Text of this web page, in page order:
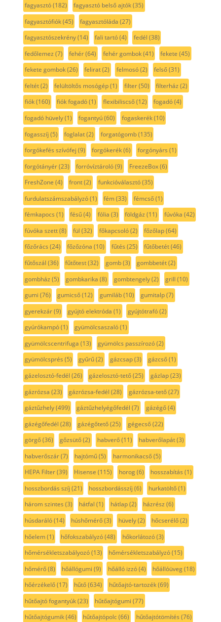
fagyasztó(182) fagyasztó belső ajtók(35)
fagyasztófiók(45) fagyasztóláda (27)
fagyasztószekrény(14) fali tartó(4) fedél (38)
fedőlemez (7) fehér(64) fehér gombok(41) fekete (45)
fekete gombok(26) felirat(2) felmosó(2) felső(31)
feltét(2) felültöltős mosógép(1) filter(50) filterház (2)
fiók(160) fiók fogadó(1) flexibiliscső(12) fogadó(4)
fogadó hüvely(1) fogantyú(60) fogaskerék(10)
fogasszíj (5) foglalat(2) forgatógomb(135)
forgókefés szívófej (9) forgókerék(6) forgónyárs (1)
forgótányér(23) forróvíztároló(9) FreezeBox(6)
FreshZone (4) front(2) funkcióválasztó(35)
furdulatszámszabályzó(1) fém(33) fémcső(1)
fémkapocs (1) fésű(4) fólia (3) földgáz (11) fúvóka (42)
fúvóka szett(8) fül (32) főkapcsoló(2) főzőlap(64)
főzőrács (24) főzőzóna (10) fűtés (25) fűtőbetét(46)
fűtőszál (36) fűtőtest(32) gomb(3) gombbetét(2)
gombház (5) gombkarika (8) gombtengely(2) grill (10)
gumi (76) gumicső(12) gumiláb(10) gumitalp(7)
gyerekzár(9) gyújtó elektróda (1) gyújtótrafó(2)
gyúrókampó(1) gyümölcsaszaló(1)
gyümölcscentrifuga (13) gyümölcs passzírozó(2)
gyümölcsprés (5) gyűrű(2) gázcsap(3) gázcső(1)
gázelosztó-fedél (26) gázelosztó-tető(25) gázlap(23)
gázrózsa (23) gázrózsa-fedél (28) gázrózsa-tető(27)
gáztűzhely(499) gáztűzhelyégőfedél (7) gázégő(4)
gázégőfedél (28) gázégőtető(25) gégecső(22)
görgő(36) gőzsütő(2) habverő(11) habverőlapát(3)
habverőszár(7) hajtómű(5) harmonikacső(5)
HEPA Filter(39) Hisense (115) horog(6) hosszabítás (1)
hosszbordás szíj (21) hosszbordásszíj (6) hurkatöltő(1)
három szintes (3) hátfal (1) hátlap(2) házrész (6)
húsdaráló(14) húshőmérő(3) hüvely(2) hőcserélő(2)
hőelem(1) hőfokszabályzó(48) hőkorlátozó(3)
hőmérsékletszabályozó(13) hőmérsékletszabályzó(15)
hőmérő(8) hőállógumi (9) hőálló izzó(4) hőállóüveg(18)
hőérzékelő(17) hűtő(634) hűtőajtó-tartozék(69)
hűtőajtó fogantyúk(23) hűtőajtógumi (77)
hűtőajtógumik(46) hűtőajtópolc(66) hűtőajtótömítés (76)